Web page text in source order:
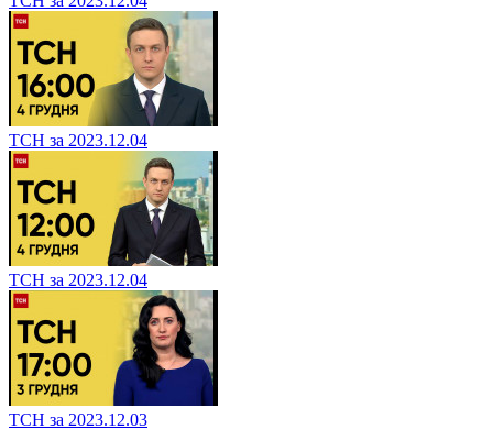
ТСН за 2023.12.04
ТСН за 2023.12.04
ТСН за 2023.12.03